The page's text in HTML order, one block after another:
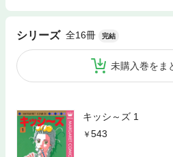
シリーズ 全16冊 完結
未購入巻をま
キッシ～ズ 1
543